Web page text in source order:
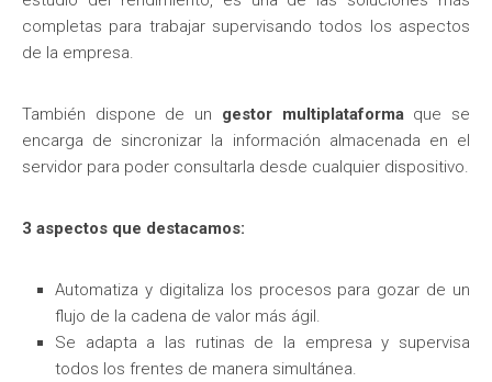
completas para trabajar supervisando todos los aspectos
de la empresa.
También dispone de un gestor multiplataformaque se
encarga de sincronizar la información almacenada en el
servidor para poder consultarla desde cualquier dispositivo.
3 aspectos que destacamos:
Automatiza y digitaliza los procesos para gozar de un
flujo de la cadena de valor más ágil.
Se adapta a las rutinas de la empresa y supervisa
todos los frentes de manera simultánea.